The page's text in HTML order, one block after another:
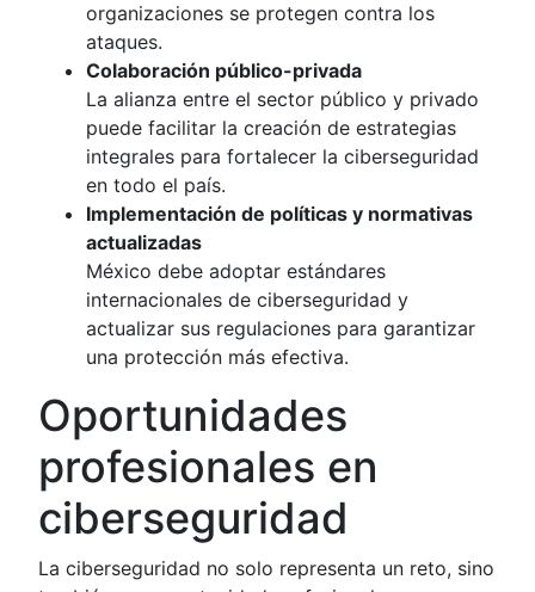
organizaciones se protegen contra los
ataques.
Colaboración público-privada
La alianza entre el sector público y privado
puede facilitar la creación de estrategias
integrales para fortalecer la ciberseguridad
en todo el país.
Implementación de políticas y normativas
actualizadas
México debe adoptar estándares
internacionales de ciberseguridad y
actualizar sus regulaciones para garantizar
una protección más efectiva.
Oportunidades
profesionales en
ciberseguridad
La ciberseguridad no solo representa un reto, sino